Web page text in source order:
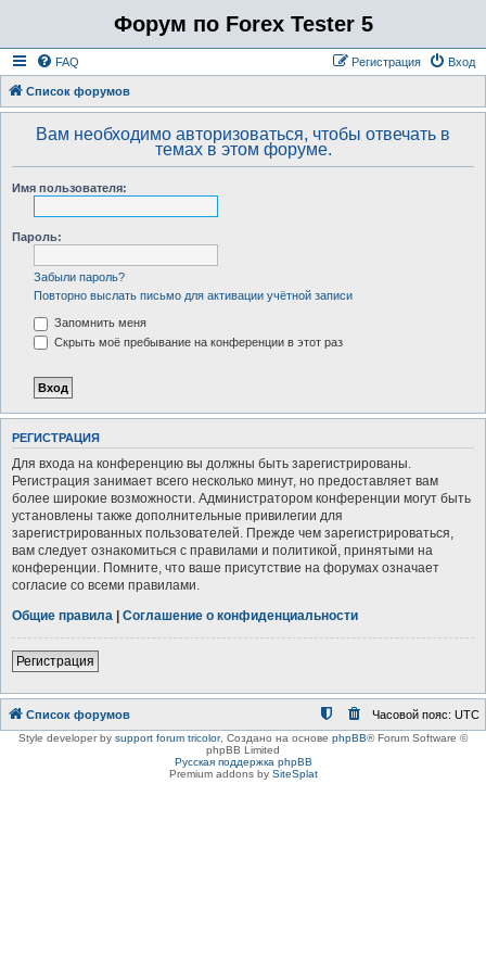
Форум по Forex Tester 5
FAQ Вход
Регистрация
Список форумов
Вам необходимо авторизоваться, чтобы отвечать в
темах в этом форуме.
Имя пользователя:
Пароль:
Забыли пароль?
Повторно выслать письмо для активации учётной записи
Запомнить меня
Скрыть моё пребывание на конференции в этот раз
РЕГИСТРАЦИЯ
Для входа на конференцию вы должны быть зарегистрированы.
Регистрация занимает всего несколько минут, но предоставляет вам
более широкие возможности. Администратором конференции могут быть
установлены также дополнительные привилегии для
зарегистрированных пользователей. Прежде чем зарегистрироваться,
вам следует ознакомиться с правилами и политикой, принятыми на
конференции. Помните, что ваше присутствие на форумах означает
согласие со всеми правилами.
Общие правила | Соглашение о конфиденциальности
Регистрация
Список форумов Часовой пояс: UTC
Style developer by support forum tricolor, Создано на основе phpBB® Forum Software ©
phpBB Limited
Русская поддержка phpBB
Premium addons by SiteSplat